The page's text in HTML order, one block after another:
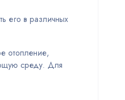
его в различных
отопление,
среду. Для